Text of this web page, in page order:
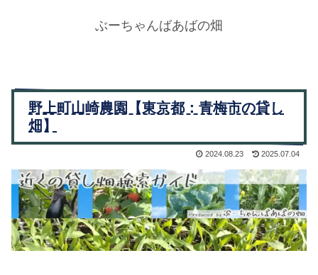
ぶーちゃんばあばの畑
野上町山崎農園【東京都：青梅市の貸し
畑】
2024.08.23 2025.07.04